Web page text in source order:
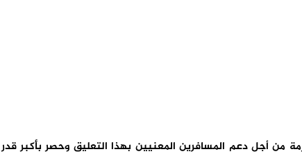
من أجل دعم المسافرين المعنيين بهذا التعليق وحصر بأكبر قدر